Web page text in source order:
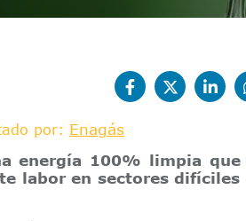
por: Enagás
energía 100% limpia
labor en sectores